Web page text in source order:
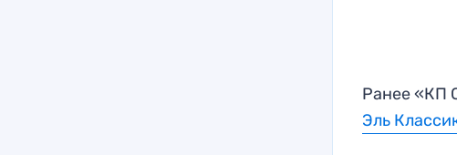
Ранее «КП
Эль